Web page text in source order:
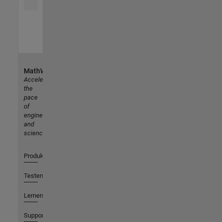
MathWorks
Accelerating
the
pace
of
engineering
and
science
Produkte
Testen oder Kaufen
Lernen
Support